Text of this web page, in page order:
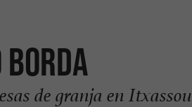
Borda
de granja en Itxassou